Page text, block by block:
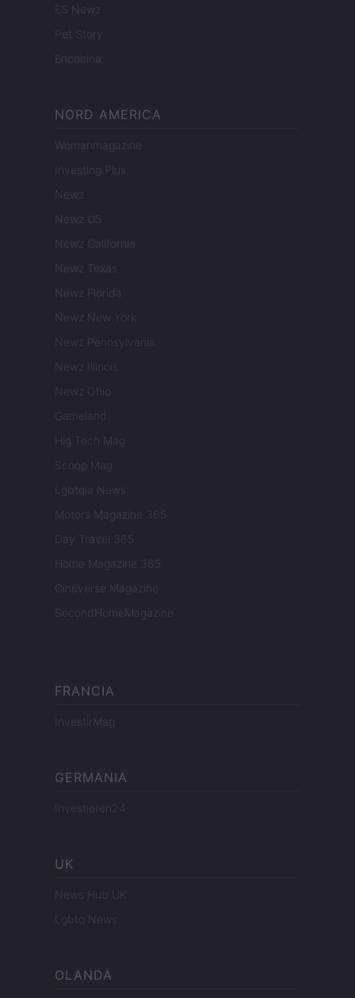
ES Newz
Pet Story
Encocina
NORD AMERICA
Womanmagazine
Investing Plus
Newz
Newz US
Newz California
Newz Texas
Newz Florida
Newz New York
Newz Pennsylvania
Newz Illinois
Newz Ohio
Gameland
Hig Tech Mag
Scoop Mag
Lgbtqia News
Motors Magazine 365
Day Travel 365
Home Magazine 365
Cineverse Magazine
SecondHomeMagazine
FRANCIA
InvestirMag
GERMANIA
Investieren24
UK
News Hub UK
Lgbtq News
OLANDA